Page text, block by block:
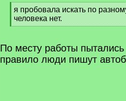
[
q
]
я пробовала искать по
человека нет.
[
q
По месту работы пытались
правило люди пишут